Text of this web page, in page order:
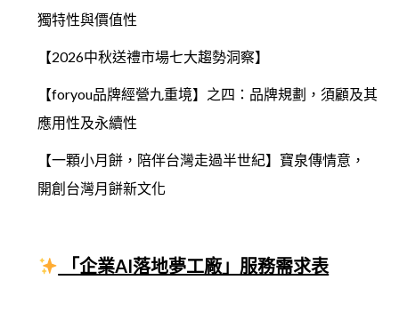
獨特性與價值性
【2026中秋送禮市場七大趨勢洞察】
【foryou品牌經營九重境】之四：品牌規劃，須顧及其
應用性及永續性
【一顆小月餅，陪伴台灣走過半世紀】寶泉傳情意，
開創台灣月餅新文化
「企業AI落地夢工廠」服務需求表